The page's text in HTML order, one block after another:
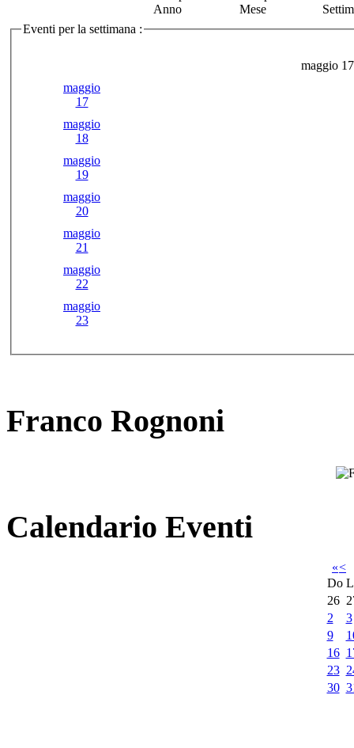
Anno
Mese
Eventi per la settimana :
maggio
maggio
17
maggio
18
maggio
19
maggio
20
maggio
21
maggio
22
maggio
23
Franco Rognoni
Calendario Eventi
«<
Do
26
2
3
9
16
23
30